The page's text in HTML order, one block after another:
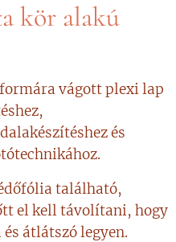
kör alakú
vágott plexi lap
és
található,
el kell távolítani, hogy
átlátszó legyen.